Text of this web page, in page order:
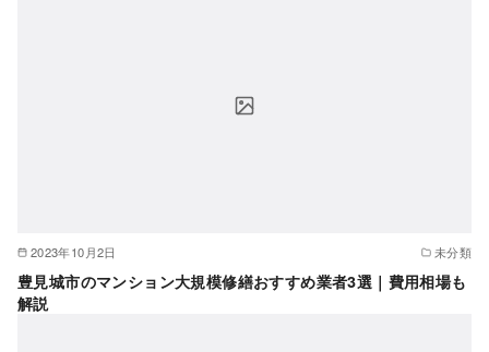
2023年10月2日 未分類
豊見城市のマンション大規模修繕おすすめ業者3選｜費用相場も
解説